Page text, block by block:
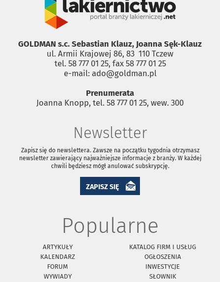
GOLDMAN s.c. Sebastian Klauz, Joanna Sęk-Klauz
ul. Armii Krajowej 86, 83 ­ 110 Tczew
tel. 58 777 01 25, fax 58 777 01 25
e-mail: ado@goldman.pl
Prenumerata
Joanna Knopp, tel. 58 777 01 25, wew. 300
Newsletter
Zapisz się do newslettera. Zawsze na początku tygodnia otrzymasz
newsletter zawierający najważniejsze informacje z branży. W każdej
chwili będziesz mógł anulować subskrypcję.
ZAPISZ SIĘ
Popularne
ARTYKUŁY
KATALOG FIRM I USŁUG
KALENDARZ
OGŁOSZENIA
FORUM
INWESTYCJE
WYWIADY
SŁOWNIK